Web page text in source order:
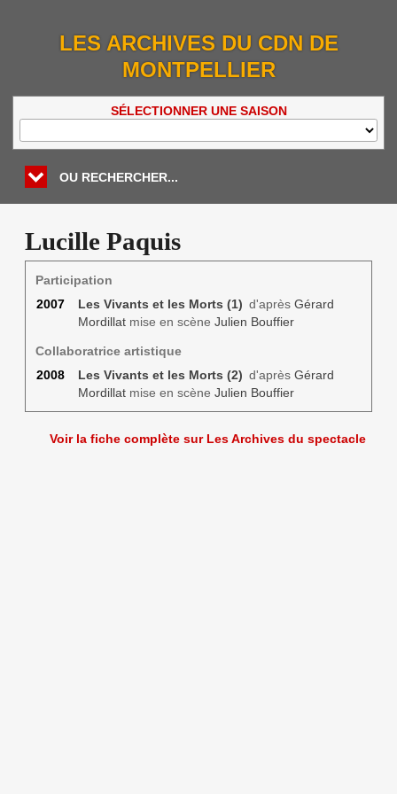
LES ARCHIVES DU CDN DE
MONTPELLIER
SÉLECTIONNER UNE SAISON
OU RECHERCHER...
Lucille Paquis
Participation
2007
Les Vivants et les Morts (1) d'après Gérard
Mordillatmise en scène Julien Bouffier
Collaboratrice artistique
2008
Les Vivants et les Morts (2) d'après Gérard
Mordillatmise en scène Julien Bouffier
Voir la fiche complète sur Les Archives du spectacle